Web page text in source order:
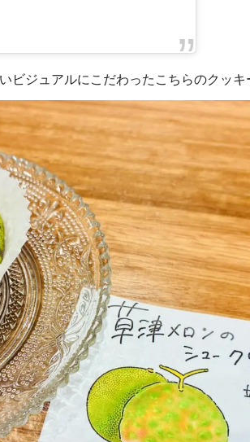
ビジュアルにこだわったこちらのクッキ